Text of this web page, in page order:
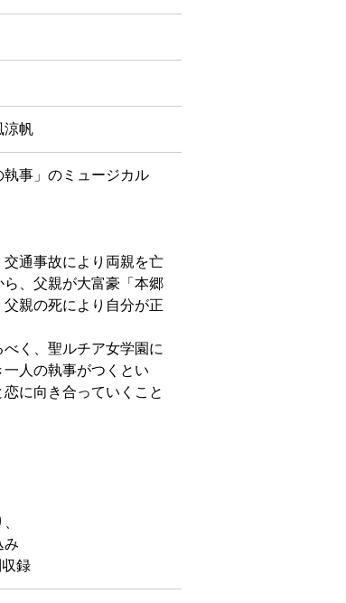
涼帆
事」のミュージカル
通事故により両親を亡
、父親が大富豪「本郷
親の死により自分が正
く、聖ルチア女学園に
人の執事がつくとい
に向き合っていくこと
み
録